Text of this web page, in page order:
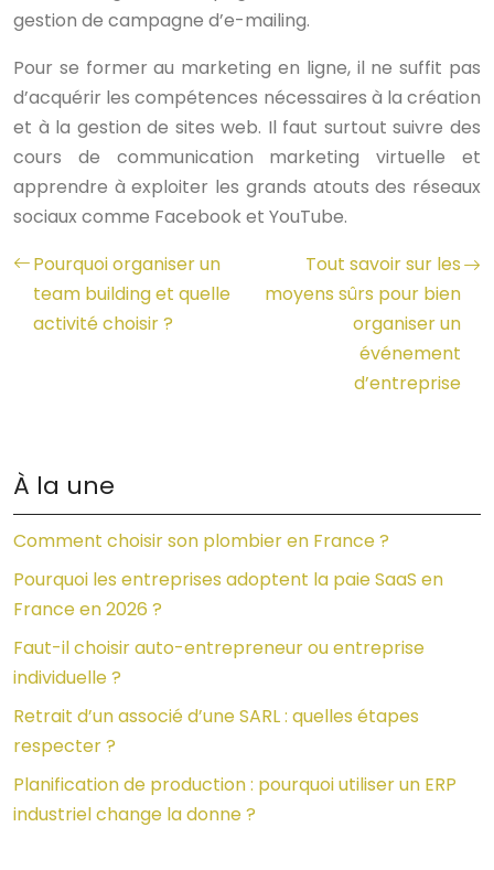
gestion de campagne d’e-mailing.
Pour se former au marketing en ligne, il ne suffit pas
d’acquérir les compétences nécessaires à la création
et à la gestion de sites web. Il faut surtout suivre des
cours de communication marketing virtuelle et
apprendre à exploiter les grands atouts des réseaux
sociaux comme Facebook et YouTube.
Pourquoi organiser un
team building et quelle
activité choisir ?
Tout savoir sur les
moyens sûrs pour bien
organiser un
événement
d’entreprise
À la une
Comment choisir son plombier en France ?
Pourquoi les entreprises adoptent la paie SaaS en
France en 2026 ?
Faut-il choisir auto-entrepreneur ou entreprise
individuelle ?
Retrait d’un associé d’une SARL : quelles étapes
respecter ?
Planification de production : pourquoi utiliser un ERP
industriel change la donne ?